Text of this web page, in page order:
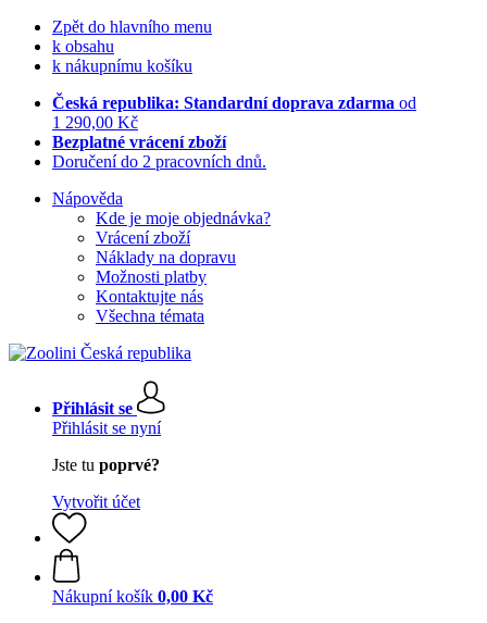
Zpět do hlavního menu
k obsahu
k nákupnímu košíku
Česká republika: Standardní doprava zdarma od
1 290,00 Kč
Bezplatné vrácení zboží
Doručení do 2 pracovních dnů.
Nápověda
Kde je moje objednávka?
Vrácení zboží
Náklady na dopravu
Možnosti platby
Kontaktujte nás
Všechna témata
Přihlásit se
Přihlásit se nyní
Jste tu poprvé?
Vytvořit účet
Nákupní košík 0,00 Kč